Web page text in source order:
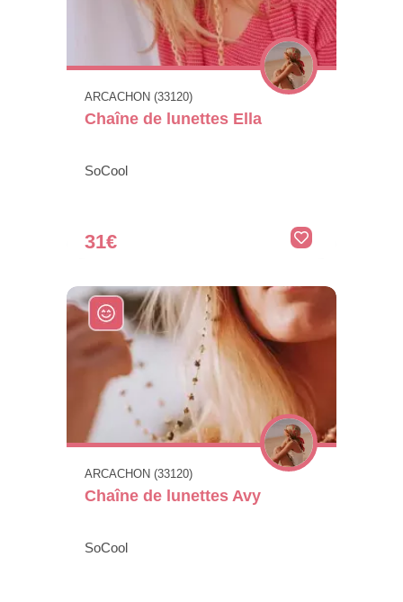
ARCACHON (33120)
Chaîne de lunettes Ella
SoCool
31€
ARCACHON (33120)
Chaîne de lunettes Avy
SoCool